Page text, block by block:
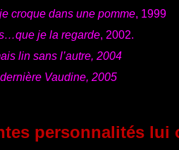
croque dans une pomme, 1999
je la regarde, 2002.
lin sans l’autre, 2004
Vaudine, 2005
personnalités lui